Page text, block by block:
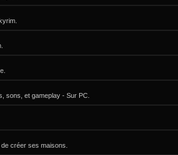
sons, et gameplay - Sur PC.
créer ses maisons.